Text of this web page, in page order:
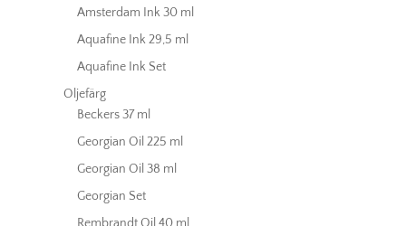
Amsterdam Ink 30 ml
Aquafine Ink 29,5 ml
Aquafine Ink Set
Oljefärg
Beckers 37 ml
Georgian Oil 225 ml
Georgian Oil 38 ml
Georgian Set
Rembrandt Oil 40 ml